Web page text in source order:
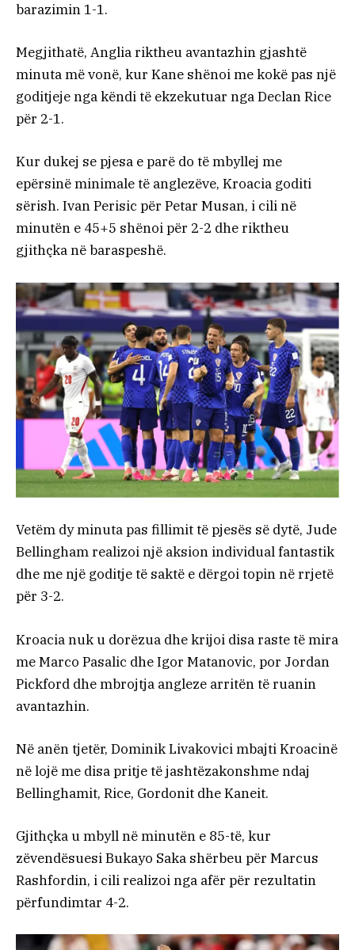
barazimin 1-1.
Megjithatë, Anglia riktheu avantazhin gjashtë
minuta më vonë, kur Kane shënoi me kokë pas një
goditjeje nga këndi të ekzekutuar nga Declan Rice
për 2-1.
Kur dukej se pjesa e parë do të mbyllej me
epërsinë minimale të anglezëve, Kroacia goditi
sërish. Ivan Perisic për Petar Musan, i cili në
minutën e 45+5 shënoi për 2-2 dhe riktheu
gjithçka në baraspeshë.
Vetëm dy minuta pas fillimit të pjesës së dytë, Jude
Bellingham realizoi një aksion individual fantastik
dhe me një goditje të saktë e dërgoi topin në rrjetë
për 3-2.
Kroacia nuk u dorëzua dhe krijoi disa raste të mira
me Marco Pasalic dhe Igor Matanovic, por Jordan
Pickford dhe mbrojtja angleze arritën të ruanin
avantazhin.
Në anën tjetër, Dominik Livakovici mbajti Kroacinë
në lojë me disa pritje të jashtëzakonshme ndaj
Bellinghamit, Rice, Gordonit dhe Kaneit.
Gjithçka u mbyll në minutën e 85-të, kur
zëvendësuesi Bukayo Saka shërbeu për Marcus
Rashfordin, i cili realizoi nga afër për rezultatin
përfundimtar 4-2.